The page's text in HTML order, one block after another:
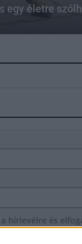
egy életre
hírlevélre és